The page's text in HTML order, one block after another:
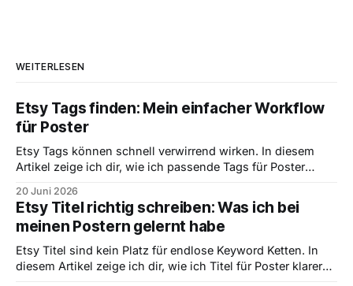
WEITERLESEN
Etsy Tags finden: Mein einfacher Workflow
für Poster
Etsy Tags können schnell verwirrend wirken. In diesem
Artikel zeige ich dir, wie ich passende Tags für Poster
schöne Wörter und wie ich aus einem Motiv sinnvolle Tag
Ideen ableite.
20 Juni 2026
Etsy Titel richtig schreiben: Was ich bei
meinen Postern gelernt habe
Etsy Titel sind kein Platz für endlose Keyword Ketten. In
diesem Artikel zeige ich dir, wie ich Titel für Poster klarer